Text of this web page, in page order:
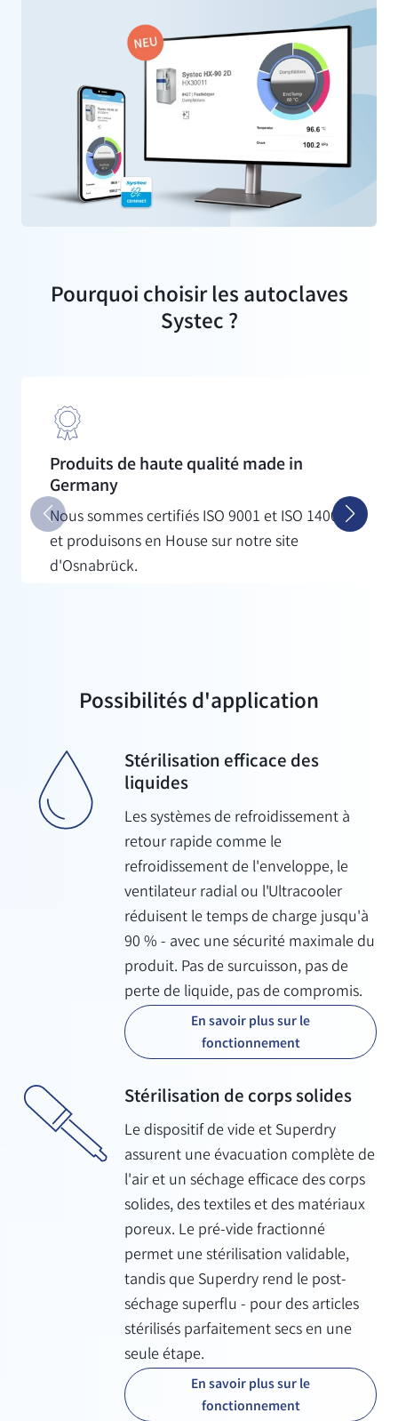
Pourquoi choisir les autoclaves
Systec ?
Produits de haute qualité made in
Germany
Nous sommes certifiés ISO 9001 et ISO 14001
et produisons en House sur notre site
d'Osnabrück.
Possibilités d'application
Stérilisation efficace des
liquides
Les systèmes de refroidissement à
retour rapide comme le
refroidissement de l'enveloppe, le
ventilateur radial ou l'Ultracooler
réduisent le temps de charge jusqu'à
90 % - avec une sécurité maximale du
produit. Pas de surcuisson, pas de
perte de liquide, pas de compromis.
En savoir plus sur le
fonctionnement
Stérilisation de corps solides
Le dispositif de vide et Superdry
assurent une évacuation complète de
l'air et un séchage efficace des corps
solides, des textiles et des matériaux
poreux. Le pré-vide fractionné
permet une stérilisation validable,
tandis que Superdry rend le post-
séchage superflu - pour des articles
stérilisés parfaitement secs en une
seule étape.
En savoir plus sur le
fonctionnement